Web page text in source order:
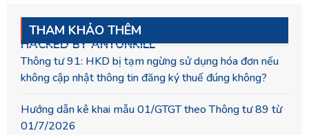
THAM KHẢO THÊM
HACKED BY ANTONKILL
Thông tư 91: HKD bị tạm ngừng sử dụng hóa đơn nếu
không cập nhật thông tin đăng ký thuế đúng không?
Hướng dẫn kê khai mẫu 01/GTGT theo Thông tư 89 từ
01/7/2026